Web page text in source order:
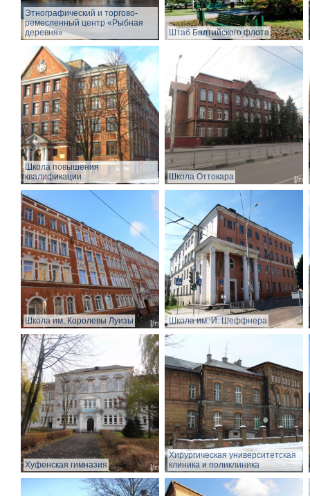
Этнографический и торгово-
ремесленный центр «Рыбная
деревня»
Штаб Балтийского флота
Школа повышения
квалификации
Школа Оттокара
Школа им. Королевы Луизы Школа им. И. Шеффнера
Хуфенская гимназия
Хирургическая университетская
клиника и поликлиника